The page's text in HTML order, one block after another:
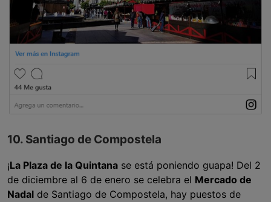
10. Santiago de Compostela
¡La Plaza de la Quintana se está poniendo guapa! Del 2
de diciembre al 6 de enero se celebra el Mercado de
Nadal de Santiago de Compostela, hay puestos de